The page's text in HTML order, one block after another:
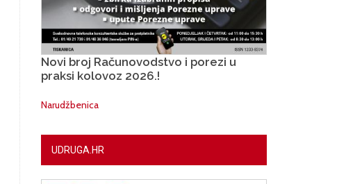
Novi broj Računovodstvo i porezi u
praksi kolovoz 2026.!
Narudžbenica
UDRUGA.HR